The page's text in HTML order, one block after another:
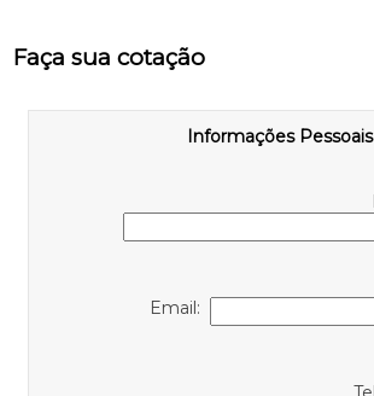
Faça sua cotação
Informações Pessoais
Email: